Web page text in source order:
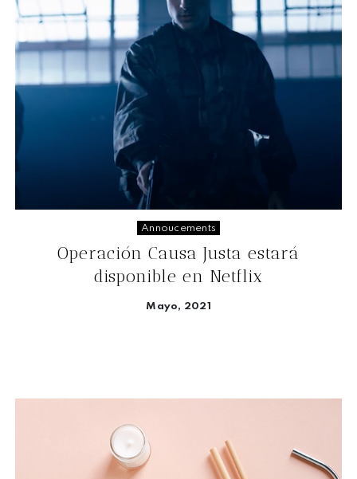
Annoucements
Operación Causa Justa estará
disponible en Netflix
Mayo, 2021